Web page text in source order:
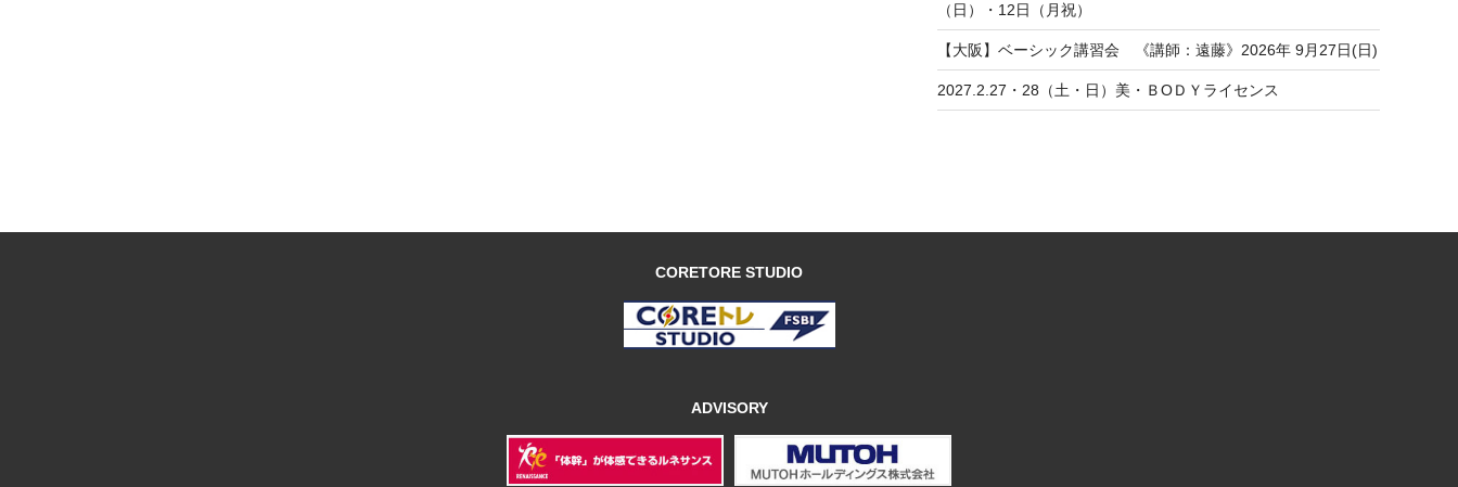
（日）・12日（月祝）
【大阪】ベーシック講習会 《講師：遠藤》2026年 9月27日(日)
2027.2.27・28（土・日）美・ＢОＤＹライセンス
CORETORE STUDIO
ADVISORY